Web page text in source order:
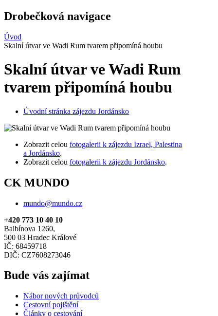
Drobečková navigace
Úvod
Skalní útvar ve Wadi Rum tvarem připomíná houbu
Skalní útvar ve Wadi Rum
tvarem připomíná houbu
Úvodní stránka zájezdu Jordánsko
Zobrazit celou fotogalerii k zájezdu Izrael, Palestina
a Jordánsko.
Zobrazit celou fotogalerii k zájezdu Jordánsko.
CK MUNDO
mundo@mundo.cz
+420 773 10 40 10
Balbínova 1260,
500 03 Hradec Králové
IČ: 68459718
DIČ: CZ7608273046
Bude vás zajímat
Nábor nových průvodců
Cestovní pojištění
Články o cestování